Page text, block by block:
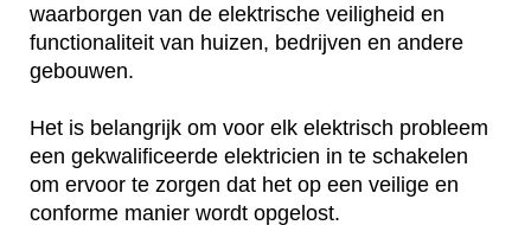
waarborgen van de elektrische veiligheid en
functionaliteit van huizen, bedrijven en andere
gebouwen.
Het is belangrijk om voor elk elektrisch probleem
een gekwalificeerde elektricien in te schakelen
om ervoor te zorgen dat het op een veilige en
conforme manier wordt opgelost.